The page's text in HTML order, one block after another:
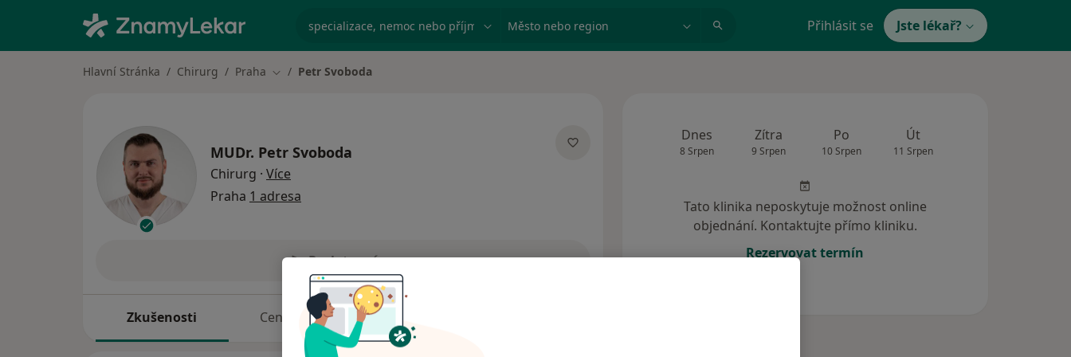
specializace, nemoc nebo příjmení Město nebo region Přihlásit se Jste lékař?
Hlavní Stránka Chirurg Praha Změna města
Petr Svoboda
MUDr. Petr Svoboda
Chirurg · Více
Praha 1 adresa
Poslat zprávu
Zkušenosti Ceník Adresy
Dnes
8 Srpen
Zítra
9 Srpen
Po
10 Srpen
Út
11 Srpen
Tato klinika neposkytuje možnost online
objednání. Kontaktujte přímo kliniku.
Rezervovat termín